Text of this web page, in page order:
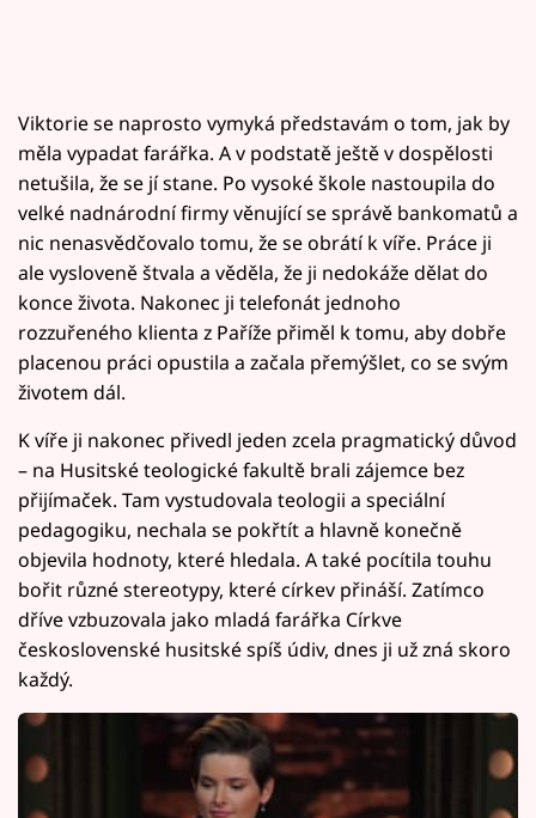
Viktorie se naprosto vymyká představám o tom, jak by
měla vypadat farářka. A v podstatě ještě v dospělosti
netušila, že se jí stane. Po vysoké škole nastoupila do
velké nadnárodní firmy věnující se správě bankomatů a
nic nenasvědčovalo tomu, že se obrátí k víře. Práce ji
ale vysloveně štvala a věděla, že ji nedokáže dělat do
konce života. Nakonec ji telefonát jednoho
rozzuřeného klienta z Paříže přiměl k tomu, aby dobře
placenou práci opustila a začala přemýšlet, co se svým
životem dál.
K víře ji nakonec přivedl jeden zcela pragmatický důvod
– na Husitské teologické fakultě brali zájemce bez
přijímaček. Tam vystudovala teologii a speciální
pedagogiku, nechala se pokřtít a hlavně konečně
objevila hodnoty, které hledala. A také pocítila touhu
bořit různé stereotypy, které církev přináší. Zatímco
dříve vzbuzovala jako mladá farářka Církve
československé husitské spíš údiv, dnes ji už zná skoro
každý.